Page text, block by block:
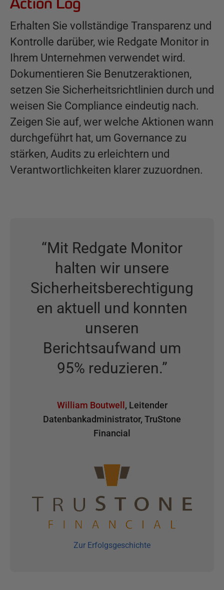
Erhalten Sie vollständige Transparenz und
Kontrolle darüber, wie Redgate Monitor in
Ihrem Unternehmen verwendet wird.
Dokumentieren Sie Benutzeraktionen,
setzen Sie Sicherheitsrichtlinien durch und
weisen Sie Compliance eindeutig nach.
Zeigen Sie auf, wer welche Aktionen wann
durchgeführt hat, um Governance zu
stärken, Audits zu erleichtern und
Verantwortlichkeiten klarer zuzuordnen.
“Mit Redgate Monitor
halten wir unsere
Sicherheitsberechtigung
en aktuell und konnten
unseren
Berichtsaufwand um
95% reduzieren.”
William Boutwell, Leitender
Datenbankadministrator, TruStone
Financial
Zur Erfolgsgeschichte